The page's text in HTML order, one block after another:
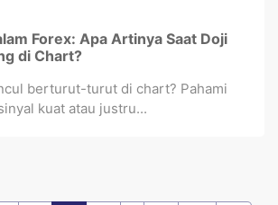
Forex: Apa Artinya Saat Doji
di Chart?
berturut-turut di chart? Pahami
kuat atau justru...